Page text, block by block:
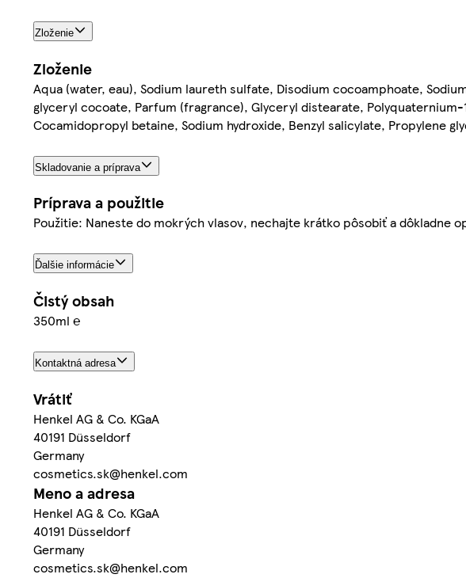
Zloženie
Zloženie
Aqua (water, eau), Sodium laureth sulfate, Disodium cocoamphoate,
glyceryl cocoate, Parfum (fragrance), Glyceryl distearate,
Cocamidopropyl betaine, Sodium hydroxide, Benzyl salicylate, Propylene
Skladovanie a príprava
Príprava a použitie
Použitie: Naneste do mokrých vlasov, nechajte krátko pôsobiť a dôkladne
Ďalšie informácie
Čistý obsah
350ml ℮
Kontaktná adresa
Vrátiť
Henkel AG & Co. KGaA
40191 Düsseldorf
Germany
cosmetics.sk@henkel.com
Meno a adresa
Henkel AG & Co. KGaA
40191 Düsseldorf
Germany
cosmetics.sk@henkel.com